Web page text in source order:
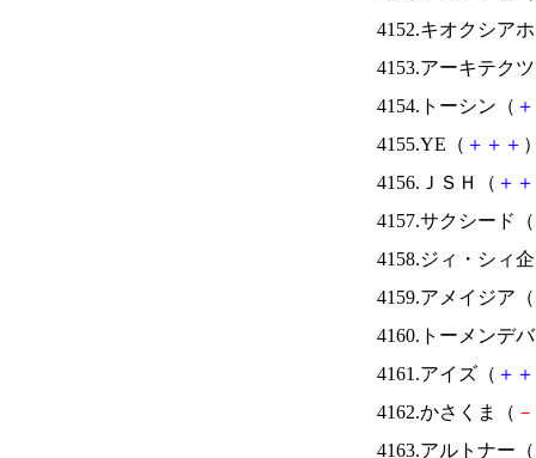
4152.キオクシア
4153.アーキテク
4154.トーシン（ ＋
4155.YE（ ＋ ＋ ＋
4156.ＪＳＨ（ ＋ ＋
4157.サクシード（
4158.ジィ・シィ
4159.アメイジア（
4160.トーメンデ
4161.アイズ（ ＋ ＋
4162.かさくま（ －
4163.アルトナー（